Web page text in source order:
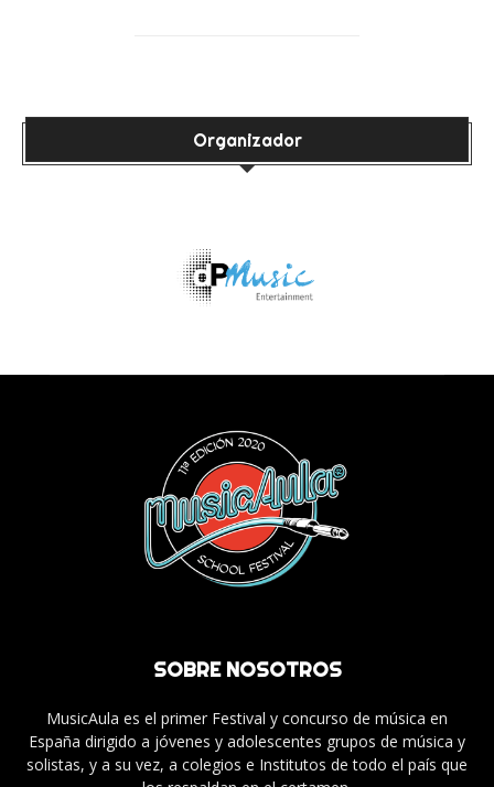
Organizador
SOBRE NOSOTROS
MusicAula es el primer Festival y concurso de música en
España dirigido a jóvenes y adolescentes grupos de música y
solistas, y a su vez, a colegios e Institutos de todo el país que